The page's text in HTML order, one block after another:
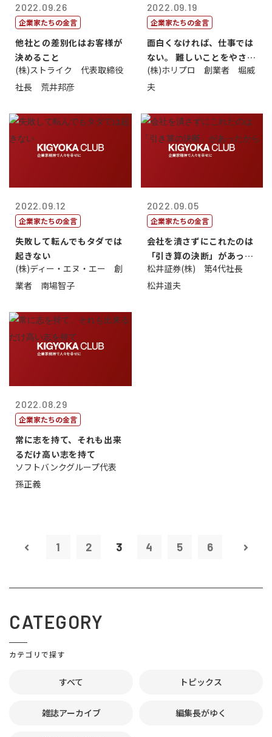
2022.09.26
企業家たちの金言
他社との差別化はお客様が
決めること
(株)ストライク 代表取締役
社長 荒井邦彦
2022.09.19
企業家たちの金言
面白くなければ、仕事では
ない。 難しいことをやさし
く。やさし...
(株)ホリプロ 創業者 堀威
夫
2022.09.12
企業家たちの金言
失敗して転んでもタダでは
起きない
(株)ディー・エヌ・エー 創
業者 南場智子
2022.09.05
企業家たちの金言
会社を潰さずにこれたのは
「引き算の決断」があった
から
松井証券(株) 第4代社長
松井道夫
2022.08.29
企業家たちの金言
常に志を持て、それも出来
るだけ高い志を持て
ソフトバンクグループ代表
孫正義
1 2 3 4 5 6
CATEGORY
カテゴリで探す
すべて トピックス
雑誌アーカイブ 編集長がゆく